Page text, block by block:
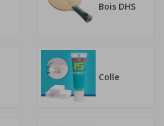
Bois DHS
Colle